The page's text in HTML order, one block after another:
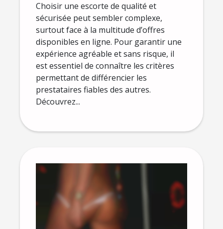
Choisir une escorte de qualité et
sécurisée peut sembler complexe,
surtout face à la multitude d’offres
disponibles en ligne. Pour garantir une
expérience agréable et sans risque, il
est essentiel de connaître les critères
permettant de différencier les
prestataires fiables des autres.
Découvrez...